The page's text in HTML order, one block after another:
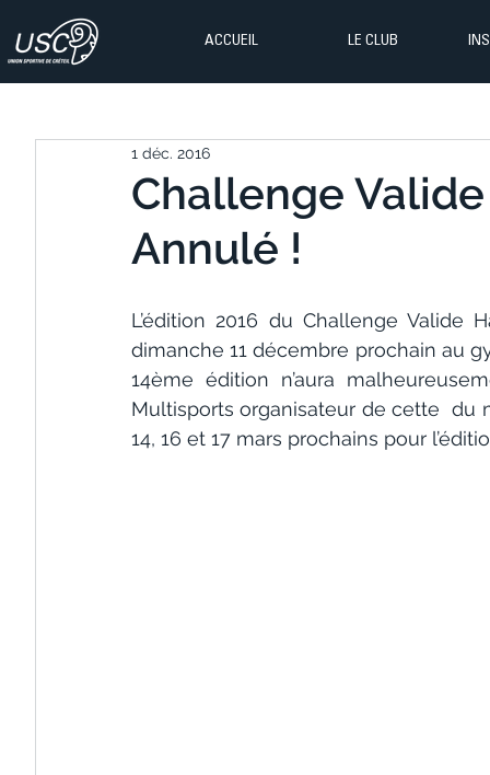
ACCUEIL LE CLUB
Challenge
Annulé !
1 déc. 2016
L’édition 2016 du Challenge Valide
dimanche 11 décembre prochain au
14ème édition n’aura
Multisports organisateur de cette  du
14, 16 et 17 mars prochains pour